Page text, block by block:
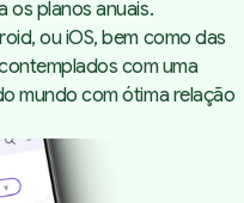
os planos anuais.
ou iOS, bem como das
com uma
mundo com ótima relação